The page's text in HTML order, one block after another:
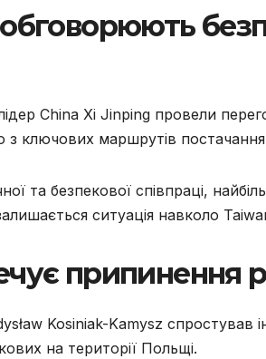
China Xi Jinping провели
ключових маршрутів постачання
та безпекової співпраці,
ситуація навколо
припинення
Kosiniak-Kamysz
на території Польщі.